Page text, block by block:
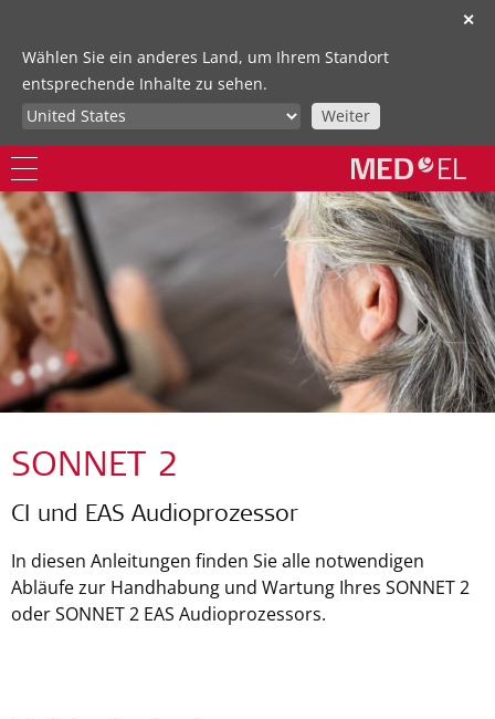
✕
Wählen Sie ein anderes Land, um Ihrem Standort
entsprechende Inhalte zu sehen.
Weiter
SONNET 2
CI und EAS Audioprozessor
In diesen Anleitungen finden Sie alle notwendigen
Abläufe zur Handhabung und Wartung Ihres SONNET 2
oder SONNET 2 EAS Audioprozessors.